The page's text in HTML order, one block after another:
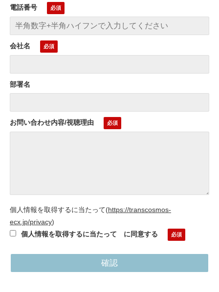
電話番号
会社名
部署名
お問い合わせ内容/視聴理由
個人情報を取得するに当たって(https://transcosmos-
ecx.jp/privacy)
個人情報を取得するに当たって に同意する